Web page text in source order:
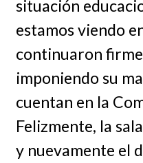
situación
estamos viendo
continuaron
imponiendo su
cuentan en la
Felizmente, la
y nuevamente el